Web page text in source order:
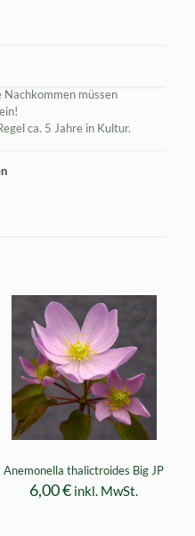
müssen
ca. 5 Jahre in Kultur.
Anemonella thalictroides Big JP
6,00€ inkl. MwSt.